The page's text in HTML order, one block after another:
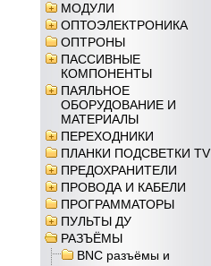
МОДУЛИ
ОПТОЭЛЕКТРОНИКА
ОПТРОНЫ
ПАССИВНЫЕ
КОМПОНЕНТЫ
ПАЯЛЬНОЕ
ОБОРУДОВАНИЕ И
МАТЕРИАЛЫ
ПЕРЕХОДНИКИ
ПЛАНКИ ПОДСВЕТКИ TV
ПРЕДОХРАНИТЕЛИ
ПРОВОДА И КАБЕЛИ
ПРОГРАММАТОРЫ
ПУЛЬТЫ ДУ
РАЗЪЁМЫ
BNC разъёмы и